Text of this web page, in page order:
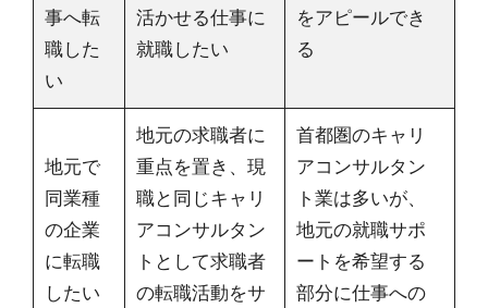
事へ転
職した
い
活かせる仕事に
就職したい
をアピールでき
る
地元で
同業種
の企業
に転職
したい
地元の求職者に
重点を置き、現
職と同じキャリ
アコンサルタン
トとして求職者
の転職活動をサ
首都圏のキャリ
アコンサルタン
ト業は多いが、
地元の就職サポ
ートを希望する
部分に仕事への